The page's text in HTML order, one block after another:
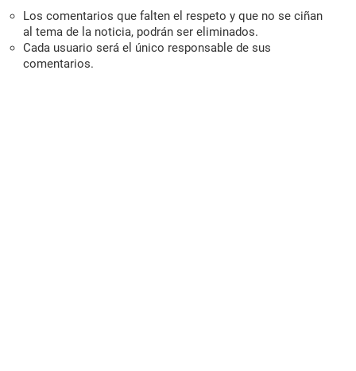
Los comentarios que falten el respeto y que no se ciñan
al tema de la noticia, podrán ser eliminados.
Cada usuario será el único responsable de sus
comentarios.